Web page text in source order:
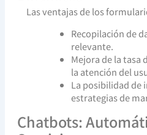
Las ventajas de los
Recopilación de
relevante.
Mejora de la tasa
la atención del
La posibilidad de
estrategias de
Chatbots: